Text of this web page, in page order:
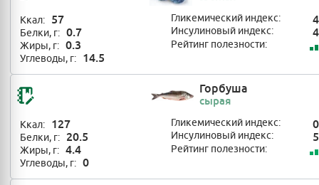
Ккал: 57
Белки, г: 0.7
Жиры, г: 0.3
Углеводы, г: 14.5
Гликемический индекс:
Инсулиновый индекс:
Рейтинг полезности:
Горбуша
сырая
Ккал: 127
Белки, г: 20.5
Жиры, г: 4.4
Углеводы, г: 0
Гликемический индекс: 0
Инсулиновый индекс:
Рейтинг полезности: